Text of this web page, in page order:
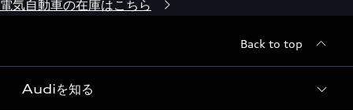
電気自動車の在庫はこちら
Back to top
Audiを知る